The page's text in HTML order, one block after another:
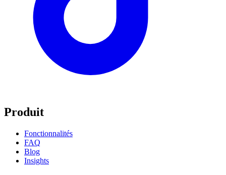
Produit
Fonctionnalités
FAQ
Blog
Insights